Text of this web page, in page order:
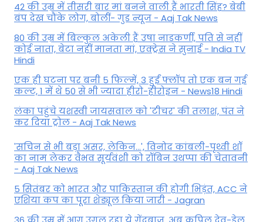
42 की उम्र में तीसरी बार मां बनने वाली हैं भारती सिंह? बेबी
बंप देख चौंके लोग, बोलीं- गुड न्यूज - Aaj Tak News
80 की उम्र में बिल्कुल अकेली हैं उषा नाडकर्णी, पति से नहीं
कोई नाता, बेटा नहीं मानता मां, एक्ट्रेस ने सुनाई - India TV
Hindi
एक ही घटना पर बनी 5 फिल्में, 3 हुईं फ्लॉप तो एक बन गई
कल्ट, 1 में थे 50 से भी ज्यादा हीरो-हीरोइन - News18 Hindi
लंका पहुंचे यशस्वी जायसवाल को 'टीचर' की तलाश, पंत ने
कर द‍िया ट्रोल - Aaj Tak News
'सचिन से भी बड़ा असर, लेकिन...', व‍िनोद कांबली-पृथ्वी शॉ
का नाम लेकर वैभव सूर्यवंशी को रॉबिन उथप्पा की चेतावनी
- Aaj Tak News
5 सितंबर को भारत और पाकिस्‍तान की होगी भिड़ंत, ACC ने
एशिया कप का पूरा शेड्यूल किया जारी - Jagran